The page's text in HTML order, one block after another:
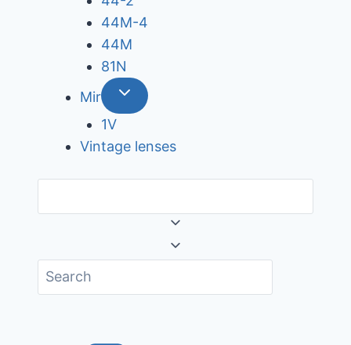
44М-4
44М
81N
Mir
1V
Vintage lenses